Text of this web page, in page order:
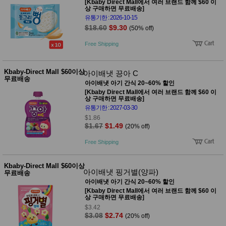
[Kbaby Direct Mall에서 여러 브랜드 함께 $60 이
상 구매하면 무료배송]
유통기한 : 2026-10-15
$18.60 $9.30 (50% off)
Free Shipping
Kbaby-Direct Mall $60이상
무료배송
아이배냇 끙아 C
아이배냇 아기 간식 20~60% 할인
[Kbaby Direct Mall에서 여러 브랜드 함께 $60 이
상 구매하면 무료배송]
유통기한 : 2027-03-30
$1.86
$1.67 $1.49 (20% off)
Free Shipping
Kbaby-Direct Mall $60이상
무료배송
아이배냇 핑거별(양파)
아이배냇 아기 간식 20~60% 할인
[Kbaby Direct Mall에서 여러 브랜드 함께 $60 이
상 구매하면 무료배송]
$3.42
$3.08 $2.74 (20% off)